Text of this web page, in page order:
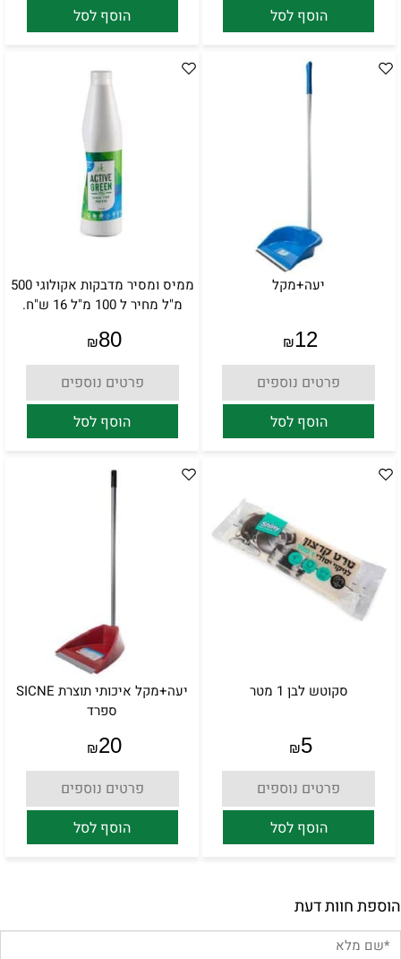
הוסף לסל הוסף לסל
יעה+מקל
₪12
פרטים נוספים
הוסף לסל
ממיס ומסיר מדבקות אקולוגי 500
מ"ל מחיר ל 100 מ"ל 16 ש"ח.
₪80
פרטים נוספים
הוסף לסל
סקוטש לבן 1 מטר
₪5
פרטים נוספים
הוסף לסל
יעה+מקל איכותי תוצרת SICNE
ספרד
₪20
פרטים נוספים
הוסף לסל
הוספת חוות דעת